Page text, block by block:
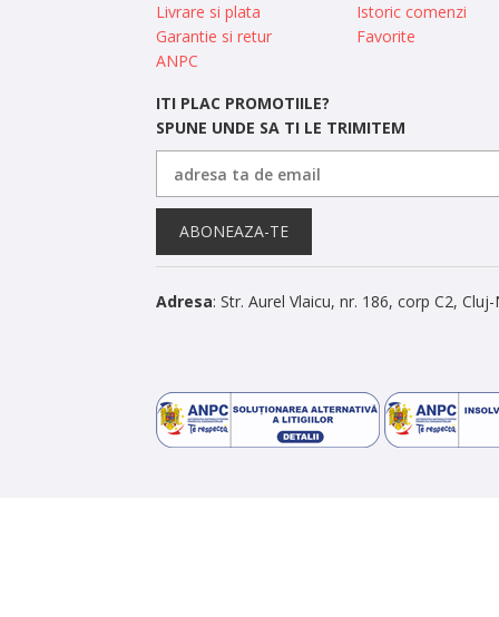
Livrare si plata
Garantie si retur
ANPC
Istoric comenzi
Favorite
ITI PLAC PROMOTIILE?
SPUNE UNDE SA TI LE TRIMITEM
ABONEAZA-TE
Adresa: Str. Aurel Vlaicu, nr. 186, corp C2,